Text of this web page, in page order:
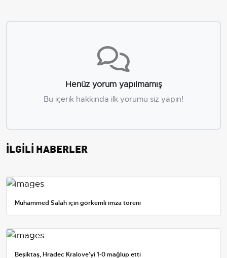
Henüz yorum yapılmamış
Bu içerik hakkında ilk yorumu siz yapın!
İLGİLİ HABERLER
Muhammed Salah için görkemli imza töreni
Beşiktaş, Hradec Kralove'yi 1-0 mağlup etti